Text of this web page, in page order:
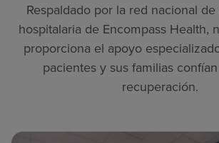
Respaldado por la red nacional
hospitalaria de Encompass Health,
proporciona el apoyo
pacientes y sus familias
recuperación.